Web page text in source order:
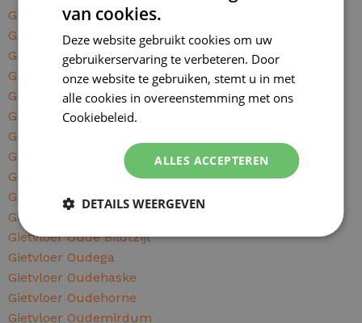
Gietvloer Nes
Gietvloer Nieuwehorne
Gietvloer Noardburgum
Gietvloer Noordwolde
Gietvloer Oentsjerk
Gietvloer Oldeberkoop
Gietvloer Oldeholtpade
Gietvloer Oosterzee
Gietvloer Opeinde
Gietvloer Oppenhuizen
Gietvloer Oranjewoud
Gietvloer Oude Bildtzijl
Gietvloer Oudega
Gietvloer Oudehaske
Gietvloer Oudehorne
Gietvloer Oudemirdum
van cookies.
Deze website gebruikt cookies om uw
gebruikerservaring te verbeteren. Door
onze website te gebruiken, stemt u in met
alle cookies in overeenstemming met ons
Cookiebeleid.
ALLES ACCEPTEREN
DETAILS WEERGEVEN